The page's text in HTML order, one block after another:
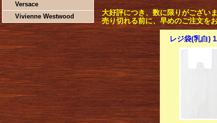
Versace
Vivienne Westwood
大好評につき、数に限りがござい
売り切れる前に、早めのご注文を
レジ袋(乳白)